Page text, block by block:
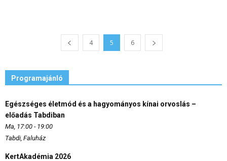
4 5 6
Programajánló
Egészséges életmód és a hagyományos kínai orvoslás –
előadás Tabdiban
Ma, 17:00 - 19:00
Tabdi, Faluház
KertAkadémia 2026